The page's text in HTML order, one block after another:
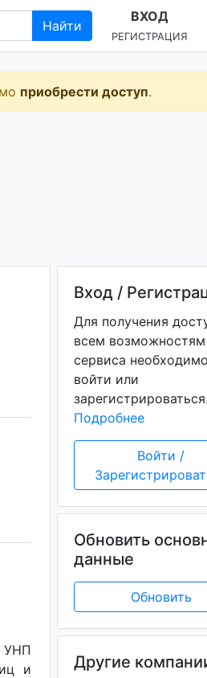
Найти
ВХОД
РЕГИСТРАЦИЯ
приобрести доступ.
УНП
и
Вход /
Для получения
всем возможностям
сервиса
войти или
Подробнее
Войти /
Обновить
данные
Обновить
Другие